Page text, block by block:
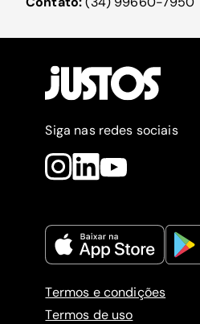
Siga nas redes sociais
Termos e condições
Termos de uso